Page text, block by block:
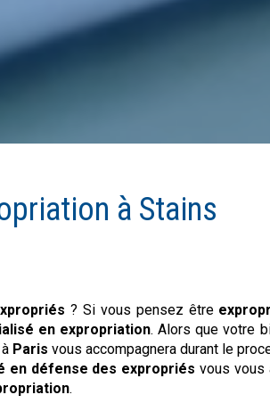
à Stains
? Si vous pensez être
en expropriation. Alors que votre
à Paris vous accompagnera durant le
en défense des expropriés vous vous
.